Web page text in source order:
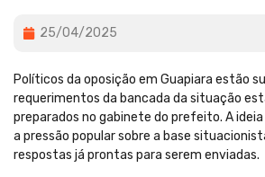
25/04/2025
Políticos da oposição em Guapiara estão
requerimentos da bancada da situação
preparados no gabinete do prefeito. A
a pressão popular sobre a base
respostas já prontas para serem enviadas.